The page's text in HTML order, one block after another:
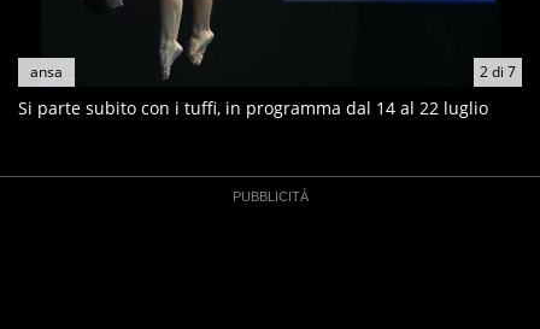
2di 7
ansa
Si parte subito con i tuffi, in programma dal 14 al 22 luglio